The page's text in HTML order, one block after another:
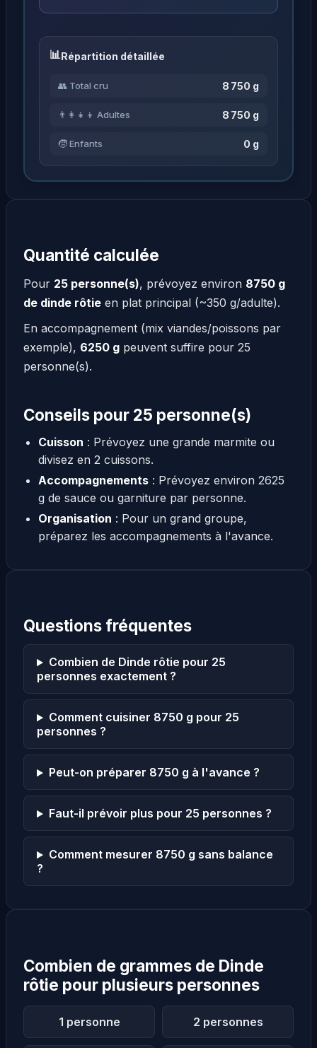
Répartition détaillée
👥 Total cru 8 750 g
👨‍👩‍👧‍👦 Adultes 8 750 g
🧒 Enfants 0 g
Quantité calculée
Pour 25 personne(s), prévoyez environ 8750 g
de dinde rôtie en plat principal (~350 g/adulte).
En accompagnement (mix viandes/poissons par
exemple), 6250 g peuvent suffire pour 25
personne(s).
Conseils pour 25 personne(s)
Cuisson : Prévoyez une grande marmite ou
divisez en 2 cuissons.
Accompagnements: Prévoyez environ 2625
g de sauce ou garniture par personne.
Organisation : Pour un grand groupe,
préparez les accompagnements à l'avance.
Questions fréquentes
Combien de Dinde rôtie pour 25
personnes exactement ?
Comment cuisiner 8750 g pour 25
personnes ?
Peut-on préparer 8750 g à l'avance ?
Faut-il prévoir plus pour 25 personnes ?
Comment mesurer 8750 g sans balance
?
Combien de grammes de Dinde
rôtie pour plusieurs personnes
1 personne 2 personnes